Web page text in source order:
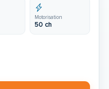
Motorisation
50 ch